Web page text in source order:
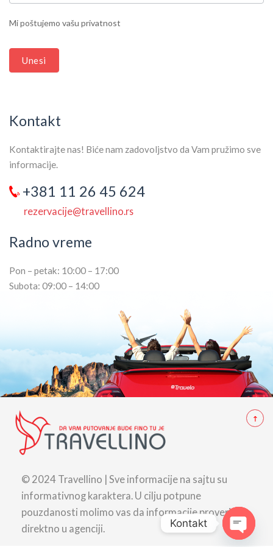
Mi poštujemo vašu privatnost
Unesi
FIELD
Kontakt
Kontaktirajte nas! Biće nam zadovoljstvo da Vam pružimo sve
informacije.
+381 11 26 45 624
rezervacije@travellino.rs
Radno vreme
Pon – petak: 10:00 – 17:00
Subota: 09:00 – 14:00
© 2024 Travellino | Sve informacije na sajtu su
informativnog karaktera. U cilju potpune
pouzdanosti molimo vas da informacije proverite
direktno u agenciji.
Kontakt